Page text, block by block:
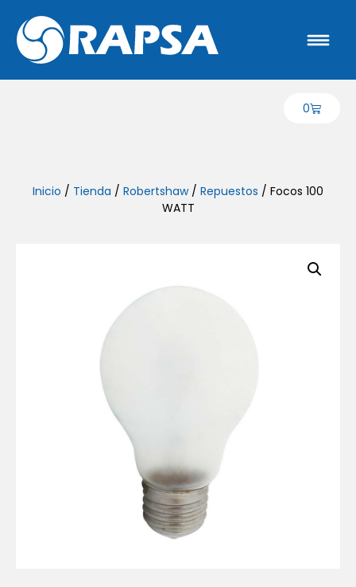
0
Inicio / Tienda / Robertshaw/ Repuestos / Focos 100
WATT